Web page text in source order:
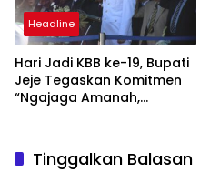
Headline
Hari Jadi KBB ke-19, Bupati
Jeje Tegaskan Komitmen
“Ngajaga Amanah,
Tinggalkan Balasan